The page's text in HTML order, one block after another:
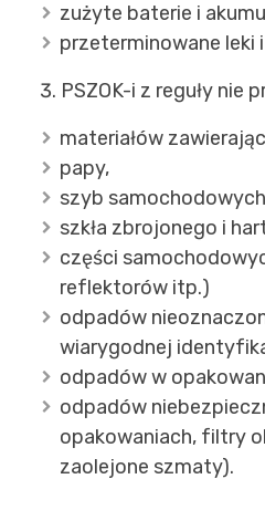
zużyte baterie i
przeterminowane leki
PSZOK-i z reguły nie
materiałów
papy,
szyb
szkła zbrojonego i
części
reflektorów itp.)
odpadów
wiarygodnej
odpadów w
odpadów
opakowaniach, filtry
zaolejone szmaty).